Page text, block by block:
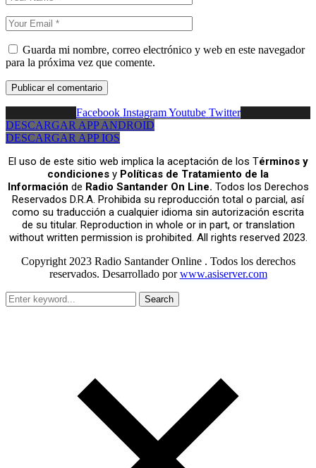
Guarda mi nombre, correo electrónico y web en este navegador
para la próxima vez que comente.
Facebook Instagram Youtube Twitter
DESCARGAR APP ANDROID
DESCARGAR APP IOS
El uso de este sitio web implica la aceptación de los Términos y
condiciones y Políticas de Tratamiento de la
Información de Radio Santander On Line. Todos los Derechos
Reservados D.R.A. Prohibida su reproducción total o parcial, así
como su traducción a cualquier idioma sin autorización escrita
de su titular. Reproduction in whole or in part, or translation
without written permission is prohibited. All rights reserved 2023.
Copyright 2023 Radio Santander Online . Todos los derechos
reservados. Desarrollado porwww.asiserver.com
Search